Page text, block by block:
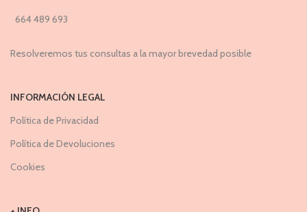
664 489 693
Resolveremos tus consultas a la mayor brevedad posible
INFORMACIÓN LEGAL
Política de Privacidad
Política de Devoluciones
Cookies